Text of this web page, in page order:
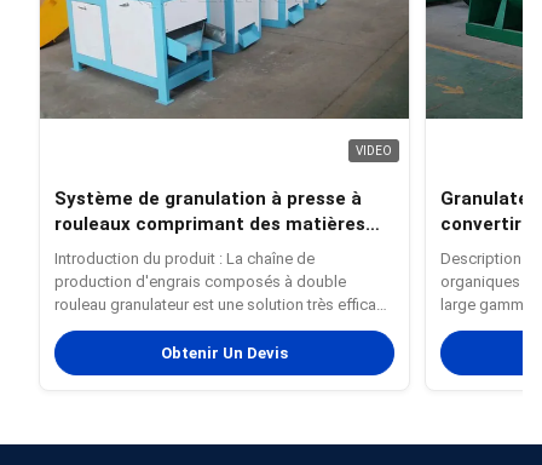
VIDEO
Système de granulation à presse à
rouleaux comprimant des matières
premières chimiques en poudre en
granulés
Introduction du produit : La chaîne de
production d'engrais composés à double
rouleau granulateur est une solution très efficace
et polyvalente conçue pour transformer les
matières premières chimiques en poudre telles
que NPK, MAP, DAP, chlorure de potassium et
Obtenir Un Devis
convertir
paille et le
Description
organiques
large gamme
les résidus
les
laitier et les